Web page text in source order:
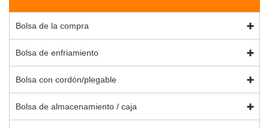
Bolsa de la compra
Bolsa de enfriamiento
Bolsa con cordón/plegable
Bolsa de almacenamiento / caja